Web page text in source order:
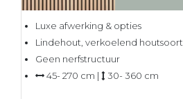
Luxe afwerking & opties
Lindehout, verkoelend houtsoort
Geen nerfstructuur
45- 270 cm |
30- 360 cm